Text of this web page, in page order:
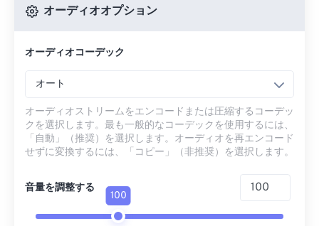
オーディオオプション
オーディオコーデック
オート
オーディオストリームをエンコードまたは圧縮するコーデッ
クを選択します。最も一般的なコーデックを使用するには、
「自動」（推奨）を選択します。オーディオを再エンコード
せずに変換するには、「コピー」（非推奨）を選択します。
音量を調整する
100